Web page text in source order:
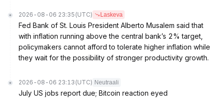
2026-08-06 23:35 (UTC) Laskeva
Fed Bank of St. Louis President Alberto Musalem said that
with inflation running above the central bank’s 2% target,
policymakers cannot afford to tolerate higher inflation while
they wait for the possibility of stronger productivity growth.
2026-08-06 23:13 (UTC) Neutraali
July US jobs report due; Bitcoin reaction eyed